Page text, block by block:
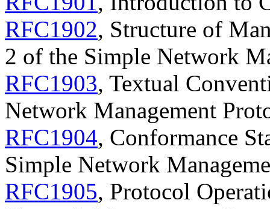
RFC1902, Structure of
2 of the Simple Network
RFC1903, Textual
Network Management
RFC1904, Conformance
Simple Network
RFC1905, Protocol